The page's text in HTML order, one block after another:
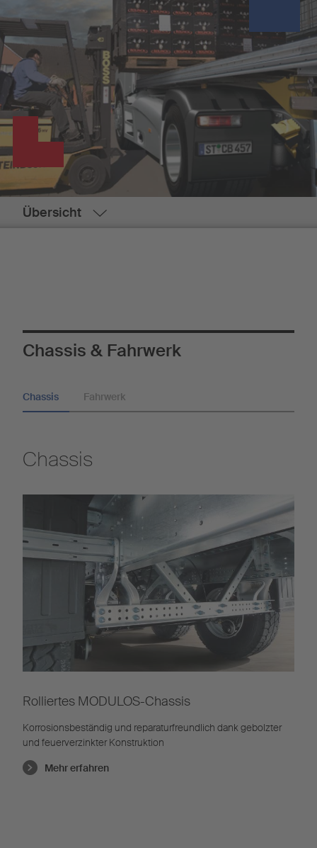
Übersicht
Chassis & Fahrwerk
Chassis Fahrwerk
Chassis
Rolliertes MODULOS-Chassis
Korrosionsbeständig und reparaturfreundlich dank gebolzter
und feuerverzinkter Konstruktion
Mehr erfahren